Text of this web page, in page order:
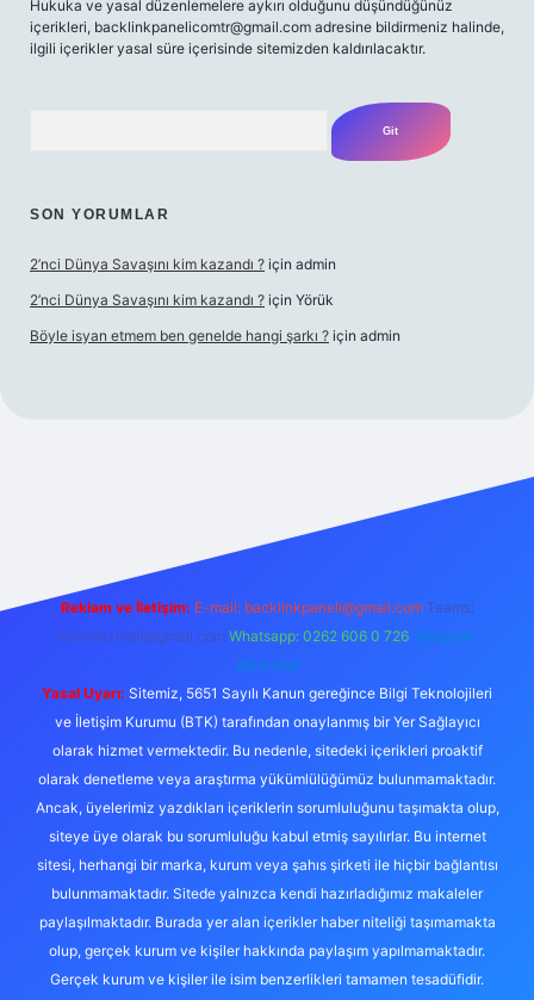
Hukuka ve yasal düzenlemelere aykırı olduğunu düşündüğünüz
içerikleri, backlinkpanelicomtr@gmail.com adresine bildirmeniz halinde,
ilgili içerikler yasal süre içerisinde sitemizden kaldırılacaktır.
SON YORUMLAR
2’nci Dünya Savaşını kim kazandı ? için admin
2’nci Dünya Savaşını kim kazandı ? için Yörük
Böyle isyan etmem ben genelde hangi şarkı ? için admin
Reklam ve İletişim: E-mail: backlinkpaneli@gmail.com Teams:
forumhizmeti@gmail.com Whatsapp: 0262 606 0 726 Telegram:
@karabul
Yasal Uyarı: Sitemiz, 5651 Sayılı Kanun gereğince Bilgi Teknolojileri
ve İletişim Kurumu (BTK) tarafından onaylanmış bir Yer Sağlayıcı
olarak hizmet vermektedir. Bu nedenle, sitedeki içerikleri proaktif
olarak denetleme veya araştırma yükümlülüğümüz bulunmamaktadır.
Ancak, üyelerimiz yazdıkları içeriklerin sorumluluğunu taşımakta olup,
siteye üye olarak bu sorumluluğu kabul etmiş sayılırlar. Bu internet
sitesi, herhangi bir marka, kurum veya şahıs şirketi ile hiçbir bağlantısı
bulunmamaktadır. Sitede yalnızca kendi hazırladığımız makaleler
paylaşılmaktadır. Burada yer alan içerikler haber niteliği taşımamakta
olup, gerçek kurum ve kişiler hakkında paylaşım yapılmamaktadır.
Gerçek kurum ve kişiler ile isim benzerlikleri tamamen tesadüfidir.